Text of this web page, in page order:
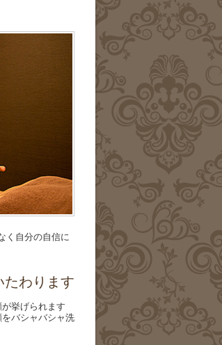
く自分の自信に
たわります
挙げられます
バシャバシャ洗